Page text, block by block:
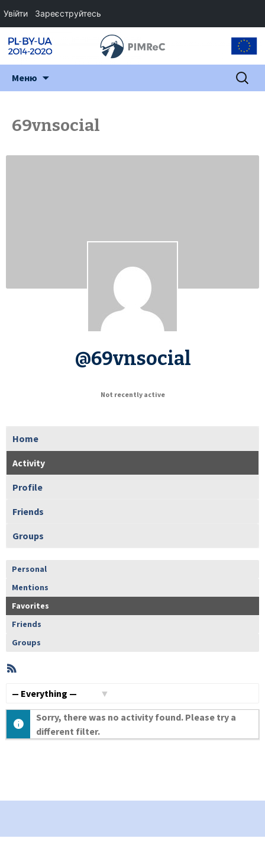
Меню Пошук:
69vnsocial
@69vnsocial
Not recently active
Home
Activity
Profile
Friends
Groups
Personal
Mentions
Favorites
Friends
Groups
Member
Activities
Sorry, there was no activity found. Please try a
different filter.
Увійти Зареєструйтесь